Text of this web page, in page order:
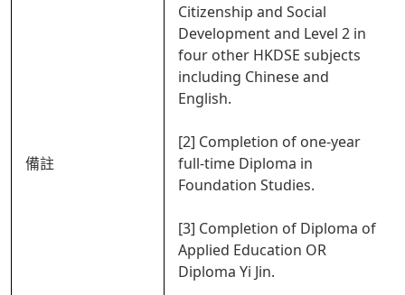
備註
Citizenship and Social
Development and Level 2 in
four other HKDSE subjects
including Chinese and
English.
[2] Completion of one-year
full-time Diploma in
Foundation Studies.
[3] Completion of Diploma of
Applied Education OR
Diploma Yi Jin.